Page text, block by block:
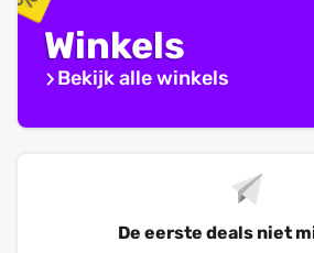
Winkels
Bekijk alle winkels
De eerste deals niet